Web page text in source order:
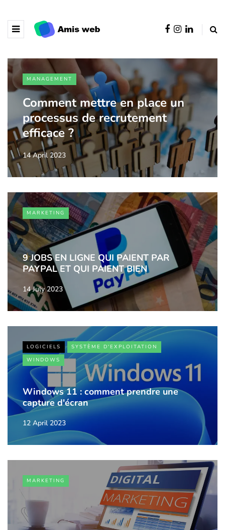
MANAGEMENT
Comment mettre en place un
processus de recrutement
efficace ?
14 April 2023
MARKETING
9 JOBS EN LIGNE QUI PAIENT PAR
PAYPAL ET QUI PAIENT BIEN
14 July 2023
LOGICIELS
SYSTÈME D'EXPLOITATION
WINDOWS
Windows 11 : comment prendre une
capture d'écran
12 April 2023
MARKETING